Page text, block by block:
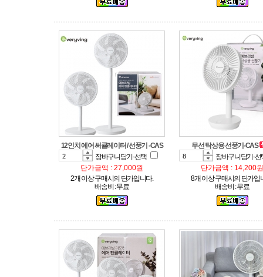
12인치 에어 써큘레이터 / 선풍기 -CAS
장바구니담기-선택
단가금액 : 27,000원
2개 이상 구매시의 단가입니다.
배송비 : 무료
무선 탁상용 선풍기-CAS
장바구니담기-
단가금액 : 14,200원
8개 이상 구매시의 단가입
배송비 : 무료